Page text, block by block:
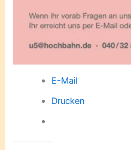
E-Mail
Drucken